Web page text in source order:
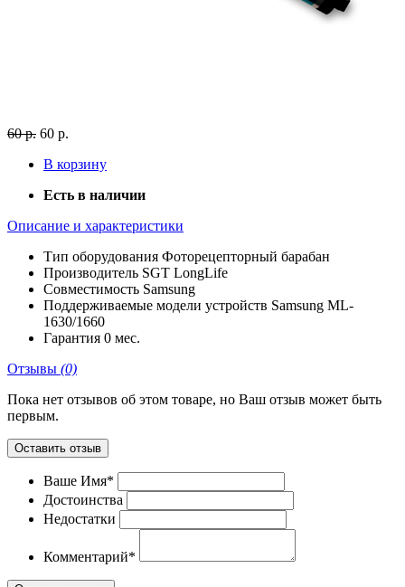
60 р. 60 р.
В корзину
Есть в наличии
Описание и характеристики
Тип оборудования Фоторецепторный барабан
Производитель SGT LongLife
Совместимость Samsung
Поддерживаемые модели устройств Samsung ML-
1630/1660
Гарантия 0 мес.
Отзывы (0)
Пока нет отзывов об этом товаре, но Ваш отзыв может быть
первым.
Оставить отзыв
Ваше Имя*
Достоинства
Недостатки
Комментарий*